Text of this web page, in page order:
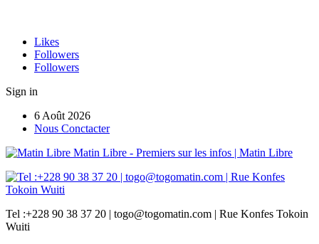
Likes
Followers
Followers
Sign in
6 Août 2026
Nous Conctacter
Matin Libre - Premiers sur les infos | Matin Libre
Tel :+228 90 38 37 20 | togo@togomatin.com | Rue Konfes Tokoin
Wuiti